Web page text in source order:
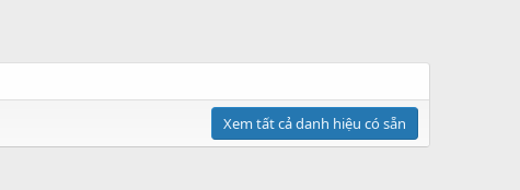
Xem tất cả danh hiệu có sẵn